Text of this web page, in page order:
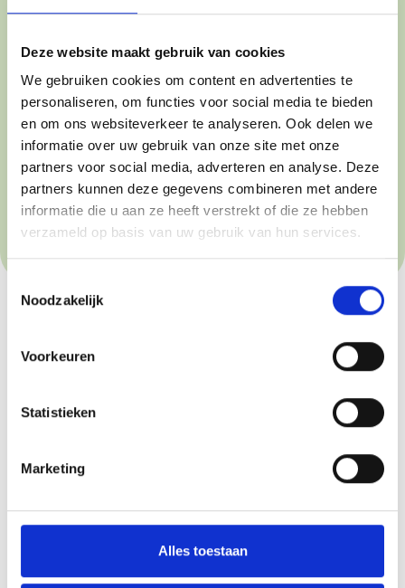
Deze website maakt gebruik van cookies
We gebruiken cookies om content en advertenties te
personaliseren, om functies voor social media te bieden
en om ons websiteverkeer te analyseren. Ook delen we
informatie over uw gebruik van onze site met onze
partners voor social media, adverteren en analyse. Deze
partners kunnen deze gegevens combineren met andere
informatie die u aan ze heeft verstrekt of die ze hebben
verzameld op basis van uw gebruik van hun services.
Noodzakelijk
Voorkeuren
Statistieken
Marketing
Alles toestaan
Vacatures